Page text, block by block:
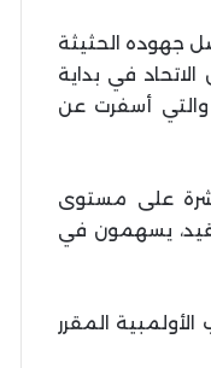
جهوده الحثيثة
في بداية
والتي أسفرت عن
المصري للسباحة يشرف على 6 أفرع منتشرة على مستوى
سباح. كما يضم الاتحاد أكثر من 2000 مدرب مقيد، يسهمون في
دورة الألعاب الأولمبية المقرر